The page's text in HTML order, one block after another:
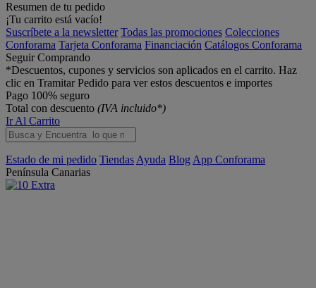
Resumen de tu pedido
¡Tu carrito está vacío!
Suscríbete a la newsletter Todas las promociones Colecciones
Conforama Tarjeta Conforama Financiación Catálogos Conforama
Seguir Comprando
*Descuentos, cupones y servicios son aplicados en el carrito. Haz
clic en Tramitar Pedido para ver estos descuentos e importes
Pago 100% seguro
Total con descuento (IVA incluido*)
Ir Al Carrito
Estado de mi pedido Tiendas Ayuda Blog App Conforama
Península Canarias